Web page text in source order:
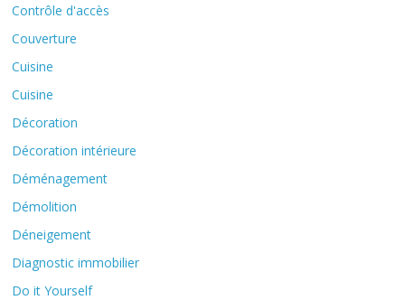
Contrôle d'accès
Couverture
Cuisine
Cuisine
Décoration
Décoration intérieure
Déménagement
Démolition
Déneigement
Diagnostic immobilier
Do it Yourself